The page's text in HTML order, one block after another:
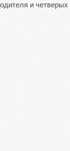
и четверых